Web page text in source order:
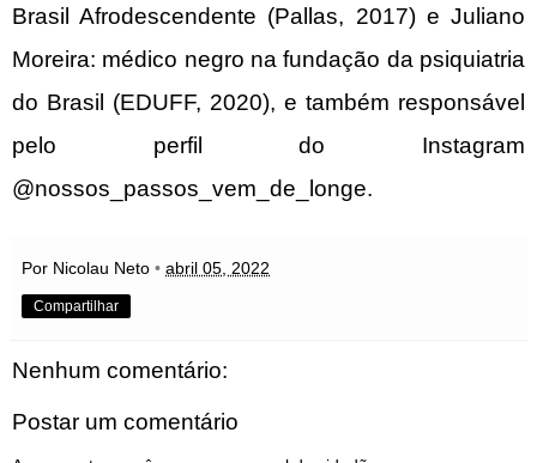
Brasil Afrodescendente (Pallas, 2017) e Juliano
Moreira: médico negro na fundação da psiquiatria
do Brasil (EDUFF, 2020), e também responsável
pelo perfil do Instagram
@nossos_passos_vem_de_longe.
Por Nicolau Neto • abril 05, 2022
Compartilhar
Nenhum comentário:
Postar um comentário